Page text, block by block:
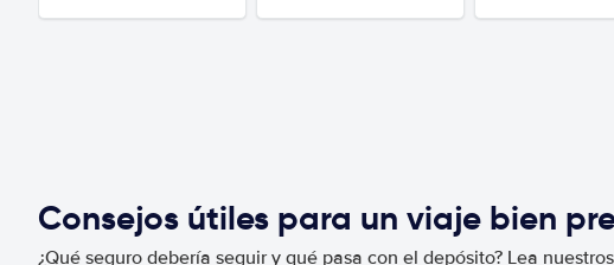
Consejos útiles para un viaje bien
¿Qué seguro debería seguir y qué pasa con el depósito? Lea